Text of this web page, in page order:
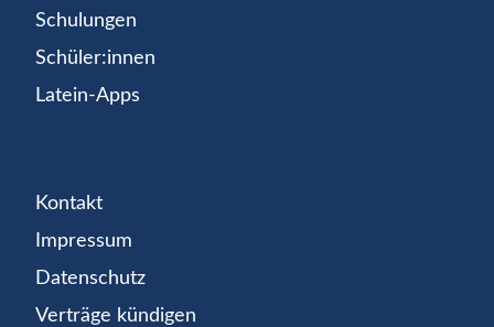
Schulungen
Schüler:innen
Latein-Apps
Kontakt
Impressum
Datenschutz
Verträge kündigen